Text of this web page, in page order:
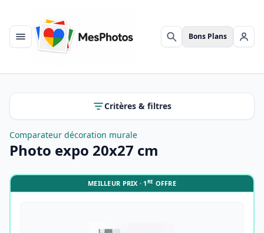
Menu Rechercher
Bons Plans Se
Critères & filtres
Comparateur décoration murale
Photo expo 20x27 cm
MEILLEUR PRIX · 1RE OFFRE